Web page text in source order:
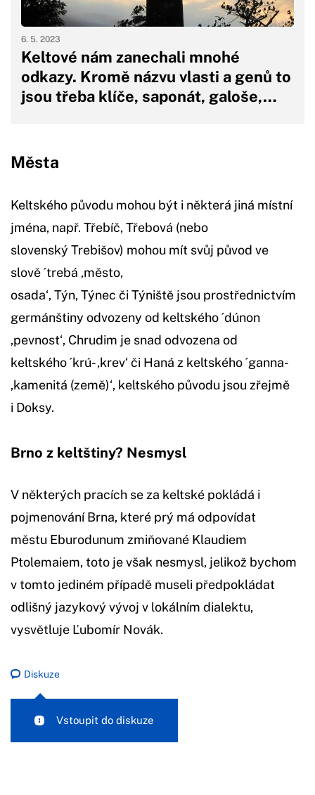
Keltové nám zanechali mnohé
odkazy. Kromě názvu vlasti a genů to
jsou třeba klíče, saponát, galoše,…
6. 5. 2023
Města
Keltského původu mohou být i některá jiná místní
jména, např. Třebíč, Třebová (nebo
slovenský Trebišov) mohou mít svůj původ ve
slově ´trebá ‚město,
osada‘, Týn, Týnec či Týniště jsou prostřednictvím
germánštiny odvozeny od keltského ´dúnon
‚pevnost‘, Chrudim je snad odvozena od
keltského ´krú- ‚krev‘ či Haná z keltského ´ganna-
‚kamenitá (země)‘, keltského původu jsou zřejmě
i Doksy.
Brno z keltštiny? Nesmysl
V některých pracích se za keltské pokládá i
pojmenování Brna, které prý má odpovídat
městu Eburodunum zmiňované Klaudiem
Ptolemaiem, toto je však nesmysl, jelikož bychom
v tomto jediném případě museli předpokládat
odlišný jazykový vývoj v lokálním dialektu,
vysvětluje Ľubomír Novák.
Diskuze
Vstoupit do diskuze